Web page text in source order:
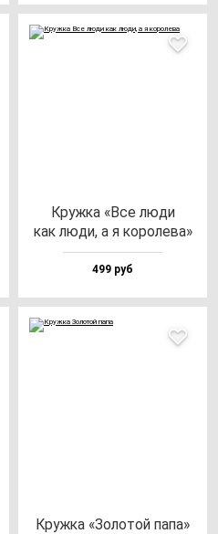
Круж­ка «Все лю­ди
как лю­ди, а я ко­ро­ле­ва»
499 руб
Круж­ка «Золо­той па­па»